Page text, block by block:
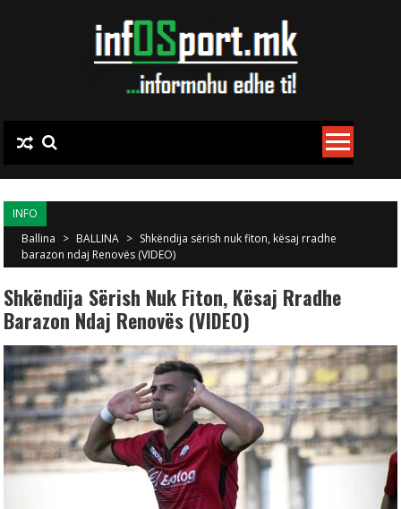
INFO
Ballina > BALLINA > Shkëndija sërish nuk fiton, kësaj rradhe
barazon ndaj Renovës (VIDEO)
Shkëndija Sërish Nuk Fiton, Kësaj Rradhe
Barazon Ndaj Renovës (VIDEO)